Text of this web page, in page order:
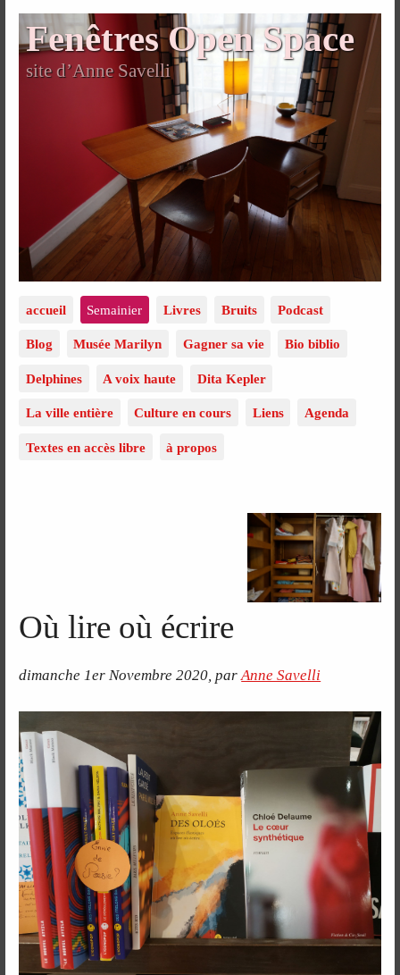
Fenêtres Open Space
site d’Anne Savelli
accueil Semainier Livres Bruits Podcast
Blog Musée Marilyn Gagner sa vie Bio biblio
Delphines A voix haute Dita Kepler
La ville entière Culture en cours Liens Agenda
Textes en accès libre à propos
Où lire où écrire
dimanche 1er Novembre 2020,parAnne Savelli